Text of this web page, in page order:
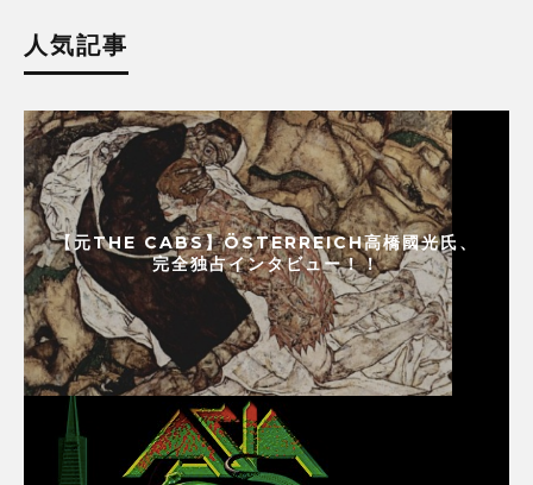
人気記事
【元THE CABS】ÖSTERREICH高橋國光氏、
完全独占インタビュー！！